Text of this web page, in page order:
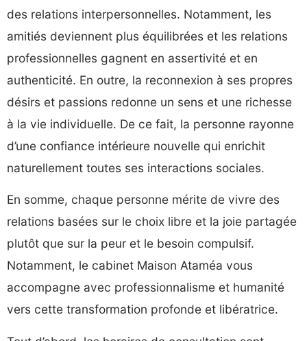
des relations interpersonnelles. Notamment, les
amitiés deviennent plus équilibrées et les relations
professionnelles gagnent en assertivité et en
authenticité. En outre, la reconnexion à ses propres
désirs et passions redonne un sens et une richesse
à la vie individuelle. De ce fait, la personne rayonne
d’une confiance intérieure nouvelle qui enrichit
naturellement toutes ses interactions sociales.
En somme, chaque personne mérite de vivre des
relations basées sur le choix libre et la joie partagée
plutôt que sur la peur et le besoin compulsif.
Notamment, le cabinet Maison Ataméa vous
accompagne avec professionnalisme et humanité
vers cette transformation profonde et libératrice.